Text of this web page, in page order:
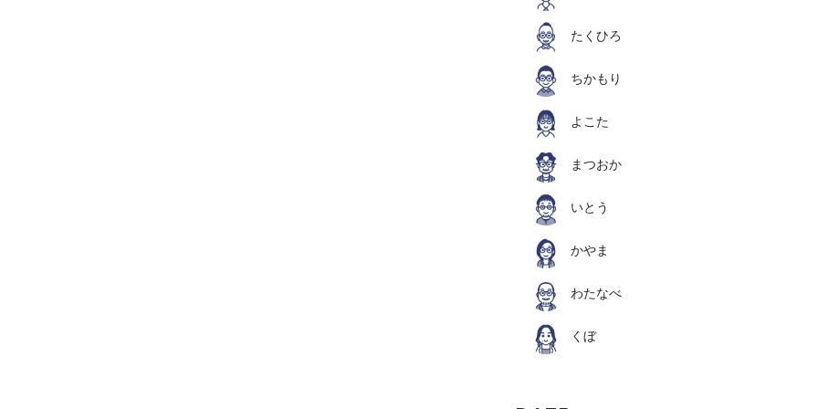
たくひろ
ちかもり
よこた
まつおか
いとう
かやま
わたなべ
くぼ